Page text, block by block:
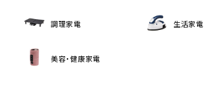
調理家電 生活家電
美容・健康家電